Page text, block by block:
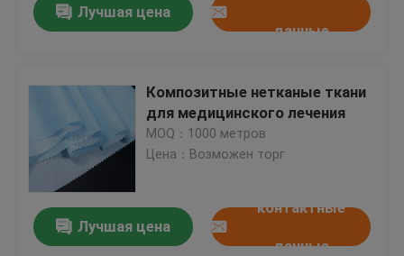
Лучшая цена
данные
Композитные нетканые ткани
для медицинского лечения
MOQ：1000 метров
Цена：Возможен торг
Лучшая цена
контактные
данные